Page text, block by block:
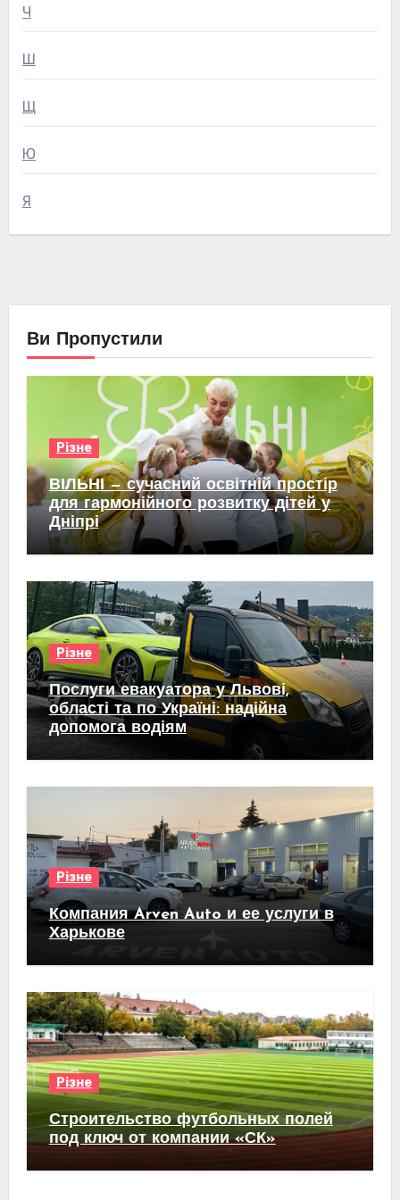
Ч
Ш
Щ
Ю
Я
Ви Пропустили
Різне
ВІЛЬНІ — сучасний освітній простір
для гармонійного розвитку дітей у
Дніпрі
Різне
Послуги евакуатора у Львові,
області та по Україні: надійна
допомога водіям
Різне
Компания Arven Auto и ее услуги в
Харькове
Різне
Строительство футбольных полей
под ключ от компании «СК»